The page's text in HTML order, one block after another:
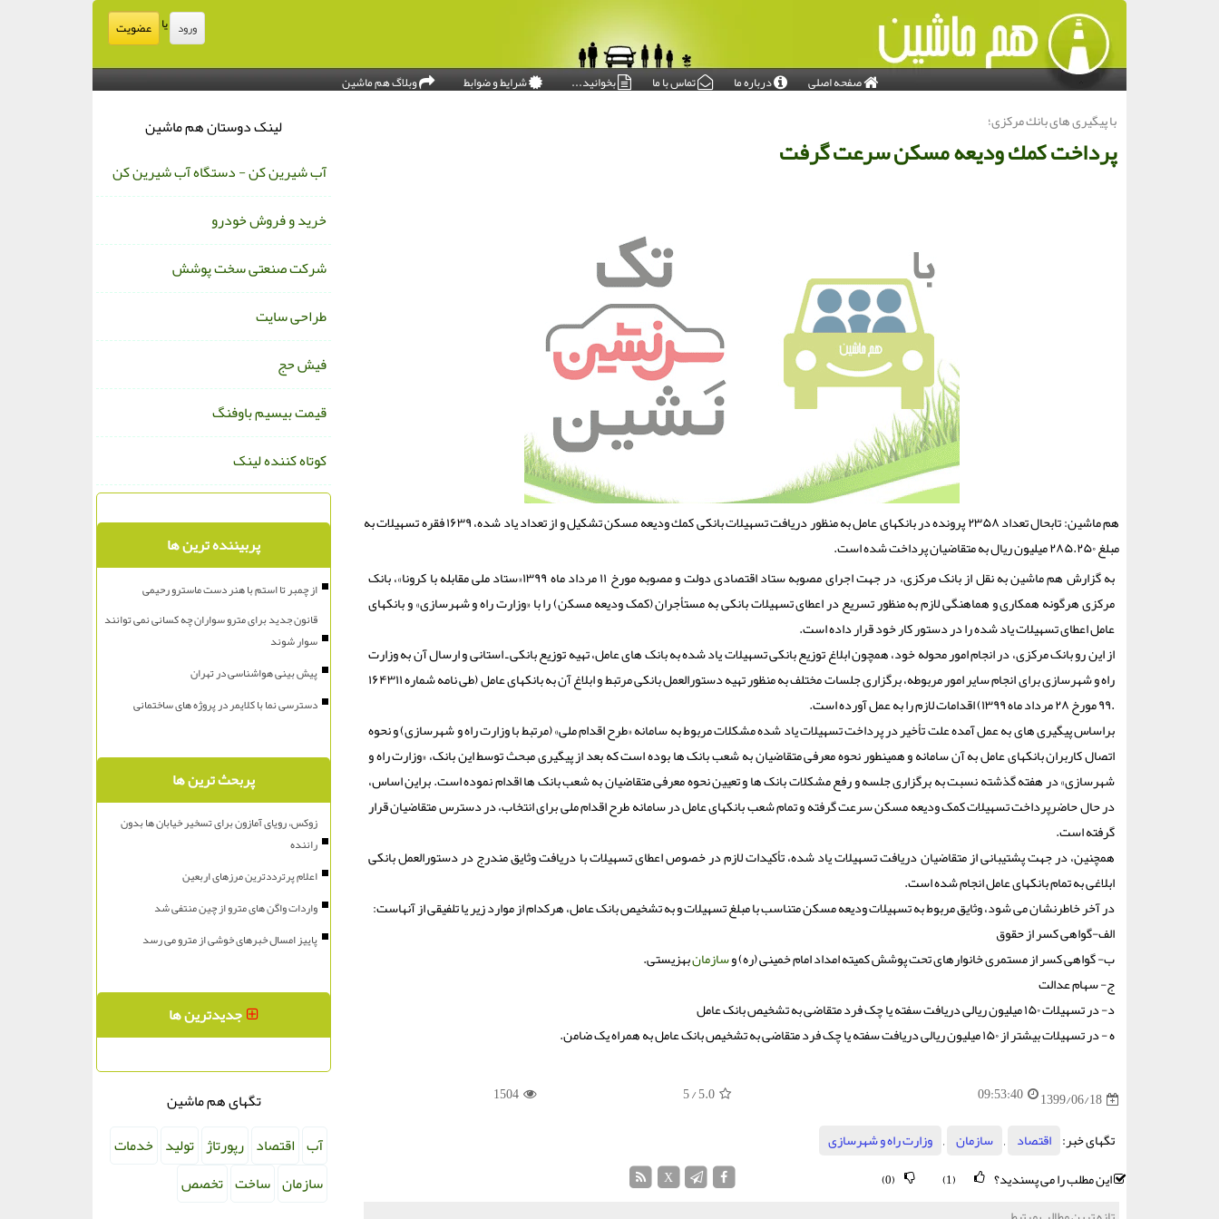
ورود یا عضویت
صفحه اصلی درباره ما تماس با ما بخوانید... شرایط و ضوابط
وبلاگ هم ماشین
با پیگیری های بانك مركزی؛
پرداخت كمك ودیعه مسكن سرعت گرفت
هم ماشین: تابحال تعداد ۲۳۵۸ پرونده در بانكهای عامل به منظور دریافت تسهیلات بانكی كمك ودیعه مسكن تشكیل و از تعداد یاد شده، ۱۶۳۹ فقره تسهیلات به
مبلغ ۲۸۵.۲۵۰ میلیون ریال به متقاضیان پرداخت شده است.
به گزارش هم ماشین به نقل از بانک مرکزی، در جهت اجرای مصوبه ستاد اقتصادی دولت و مصوبه مورخ ۱۱ ‏مرداد ماه ۱۳۹۹«ستاد ملی مقابله با کرونا»، بانک
مرکزی هرگونه همکاری و هماهنگی لازم به منظور تسریع در اعطای تسهیلات بانکی به مستأجران (کمک ودیعه مسکن) را با «وزارت راه و شهرسازی» و بانکهای
عامل اعطای تسهیلات یاد شده را در دستور کار خود قرار داده است.
از این رو بانک مرکزی، در انجام امور محوله خود، همچون ابلاغ توزیع بانکی تسهیلات یاد شده به بانک های عامل، تهیه توزیع بانکی ـ استانی و ارسال آن به وزارت
راه و شهرسازی برای انجام سایر امور مربوطه، برگزاری جلسات مختلف به منظور تهیه دستورالعمل بانکی مرتبط و ابلاغ آن به بانکهای عامل (طی نامه شماره ۱۶۴۳۱۱
‏.۹۹ مورخ ۲۸ مرداد ماه ۱۳۹۹) اقدامات لازم را به عمل آورده است.
براساس پیگیری های به عمل آمده علت تأخیر در پرداخت تسهیلات یاد شده مشکلات مربوط به سامانه «طرح اقدام ملی» (مرتبط با وزارت راه و شهرسازی) و نحوه
اتصال کاربران بانکهای عامل به آن سامانه و همینطور نحوه معرفی متقاضیان به شعب بانک ها بوده است که بعد از پیگیری مبحث توسط این بانک، «وزارت راه و
شهرسازی» در هفته گذشته نسبت به برگزاری جلسه و رفع مشکلات بانک ها و تعیین نحوه معرفی متقاضیان به شعب بانک ها اقدام نموده است. براین اساس،
در حال حاضرپرداخت تسهیلات کمک ودیعه مسکن سرعت گرفته و تمام شعب بانکهای عامل در سامانه طرح اقدام ملی برای انتخاب، در دسترس متقاضیان قرار
گرفته است.
همچنین، در جهت پشتیبانی از متقاضیان دریافت تسهیلات یاد شده، تأکیدات لازم در خصوص اعطای تسهیلات با دریافت وثایق مندرج در دستورالعمل بانکی
ابلاغی به تمام بانکهای عامل انجام شده است.
در آخر خاطرنشان می شود، وثایق مربوط به تسهیلات ودیعه مسکن متناسب با مبلغ تسهیلات و به تشخیص بانک عامل، هرکدام از موارد زیر یا تلفیقی از آنهاست:
الف‏-گواهی کسر از حقوق
ب‏- گواهی کسر از مستمری خانوارهای تحت پوشش کمیته امداد امام خمینی (ره) وسازمانبهزیستی.
ج‏- سهام عدالت
د‏- در تسهیلات ۱۵۰ میلیون ریالی دریافت سفته یا چک فرد متقاضی به تشخیص بانک عامل
ه ‏- در تسهیلات بیشتر از ۱۵۰ میلیون ریالی دریافت سفته یا چک فرد متقاضی به تشخیص بانک عامل به همراه یک ضامن.
1399/06/18
09:53:40
5.0
/ 5
1504
تگهای خبر: اقتصاد , سازمان , وزارت راه و شهرسازی
این مطلب را می پسندید؟
(1)
(0)
X
لینک دوستان هم ماشین
آب شیرین کن - دستگاه آب شیرین کن
خرید و فروش خودرو
شرکت صنعتی سخت پوشش
طراحی سایت
فیش حج
قیمت بیسیم باوفنگ
کوتاه کننده لینک
پربیننده ترین ها
از چمبر تا استم با هنر دست ماسترو رحیمی
قانون جدید برای مترو سواران چه کسانی نمی توانند
سوار شوند
پیش بینی هواشناسی در تهران
دسترسی نما با کلایمر در پروژه های ساختمانی
پربحث ترین ها
زوکس، رویای آمازون برای تسخیر خیابان ها بدون
راننده
اعلام پرترددترین مرزهای اربعین
واردات واگن های مترو از چین منتفی شد
پاییز امسال خبرهای خوشی از مترو می رسد
جدیدترین ها
تگهای هم ماشین
آب اقتصاد رپورتاژ تولید خدمات
سازمان ساخت تخصص